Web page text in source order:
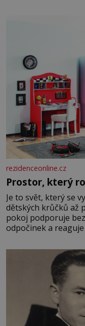
rezidenceonline.cz
Prostor, který
Je to svět, který se
dětských krůčků až
pokoj podporuje
odpočinek a
měkkost a bezpečí,
především klidně a